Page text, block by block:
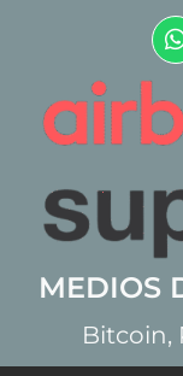
MEDIOS
Bitcoin,